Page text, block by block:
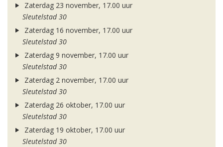
Zaterdag 23 november, 17.00 uur
Sleutelstad 30
Zaterdag 16 november, 17.00 uur
Sleutelstad 30
Zaterdag 9 november, 17.00 uur
Sleutelstad 30
Zaterdag 2 november, 17.00 uur
Sleutelstad 30
Zaterdag 26 oktober, 17.00 uur
Sleutelstad 30
Zaterdag 19 oktober, 17.00 uur
Sleutelstad 30